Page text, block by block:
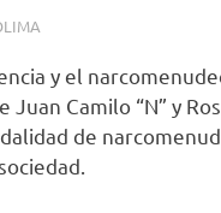
y el
Camilo “N” y
de